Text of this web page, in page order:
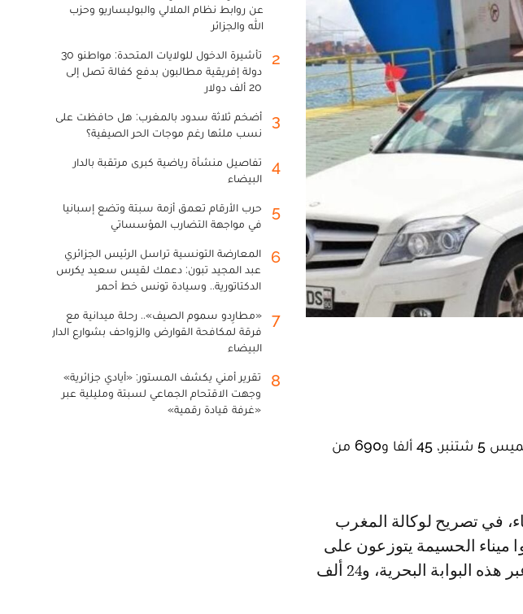
استقبل ميناء الحسيمة، منذ انطلاق عملية مرحبا 2024 في 5 يونيو الماضي وإلى حدود الخميس 5 شتنبر، 45 ألفا و690 من
ميناء الحسيمة يتوزعون على
21 ألف و39من المسافرين الذين حلوا بالمغرب عبر هذه البوابة البحرية، و24 ألف
عن روابط نظام الملالي والبوليساريو وحزب
الله والجزائر
2
تأشيرة الدخول للولايات المتحدة: مواطنو 30
دولة إفريقية مطالبون بدفع كفالة تصل إلى
20 ألف دولار
3
أضخم ثلاثة سدود بالمغرب: هل حافظت على
نسب ملئها رغم موجات الحر الصيفية؟
4
تفاصيل منشأة رياضية كبرى مرتقبة بالدار
البيضاء
5
حرب الأرقام تعمق أزمة سبتة وتضع إسبانيا
في مواجهة التضارب المؤسساتي
6
المعارضة التونسية تراسل الرئيس الجزائري
عبد المجيد تبون: دعمك لقيس سعيد يكرس
الدكتاتورية.. وسيادة تونس خط أحمر
7
«مطارِدو سموم الصيف».. رحلة ميدانية مع
فرقة لمكافحة القوارض والزواحف بشوارع الدار
البيضاء
8
تقرير أمني يكشف المستور: «أيادي جزائرية»
وجهت الاقتحام الجماعي لسبتة ومليلية عبر
«غرفة قيادة رقمية»